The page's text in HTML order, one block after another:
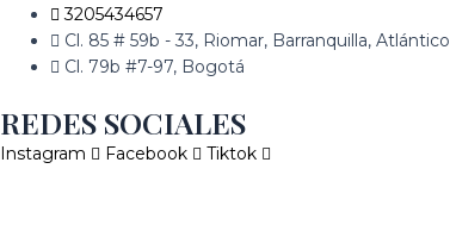
3205434657
Cl. 85 # 59b - 33, Riomar, Barranquilla, Atlántico
Cl. 79b #7-97, Bogotá
REDES SOCIALES
Instagram Facebook Tiktok